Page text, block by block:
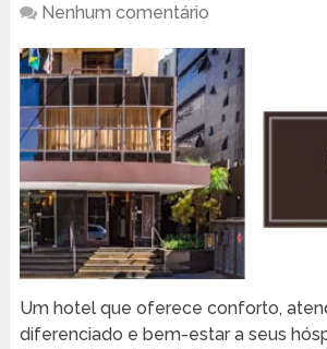
Nenhum comentário
Um hotel que oferece conforto,
diferenciado e bem-estar a seus